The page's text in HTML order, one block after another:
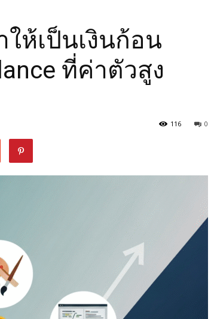
ห้เป็นเงินก้อน
ที่ค่าตัวสูง
0
116